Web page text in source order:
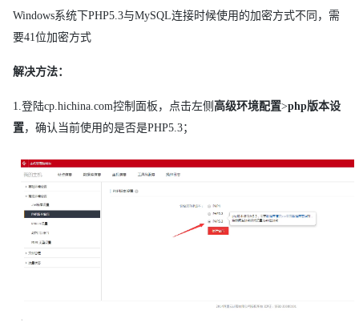
Windows系统下PHP5.3与MySQL连接时候使用的加密方式不同，需
要41位加密方式
解决方法：
1.登陆cp.hichina.com控制面板，点击左侧 高级环境配置>php版本设
置，确认当前使用的是否是PHP5.3；